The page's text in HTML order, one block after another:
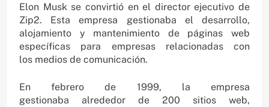
Elon Musk se convirtió en el director ejecutivo de
Zip2. Esta empresa gestionaba el desarrollo,
alojamiento y mantenimiento de páginas web
específicas para empresas relacionadas con
los medios de comunicación.
En febrero de 1999, la empresa
gestionaba alrededor de 200 sitios web,